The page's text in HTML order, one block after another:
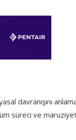
davranışını
süreci ve